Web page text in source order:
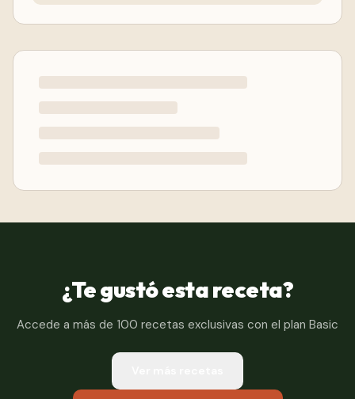
¿Te gustó esta receta?
Accede a más de 100 recetas exclusivas con el plan Basic